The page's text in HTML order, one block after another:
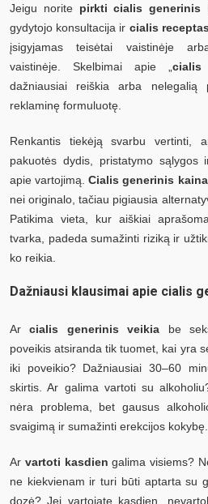
Jeigu norite pirkti cialis generinis
gydytojo konsultacija ir cialis receptas
įsigyjamas teisėtai vaistinėje
vaistinėje. Skelbimai apie „
dažniausiai reiškia arba nelegalią
reklaminę formuluotę.
Renkantis tiekėją svarbu vertinti,
pakuotės dydis, pristatymo sąlygos
apie vartojimą.Cialis generinis kaina
nei originalo, tačiau pigiausia
Patikima vieta, kur aiškiai
tvarka, padeda sumažinti riziką ir
ko reikia.
Dažniausi klausimai apie cialis
Arcialis generinis veikia be
poveikis atsiranda tik tuomet, kai yra
iki poveikio? Dažniausiai 30–60
skirtis. Ar galima vartoti su
nėra problema, bet gausus
svaigimą ir sumažinti erekcijos kokybę.
Ar vartoti kasdien galima visiems?
ne kiekvienam ir turi būti aptarta su
dozė? Jei vartojate kasdien,